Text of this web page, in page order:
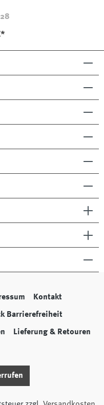
Kontakt
Barrierefreiheit
Lieferung & Retouren